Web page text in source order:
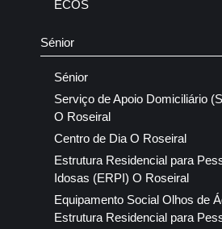
ECOS
Sénior
Sénior
Serviço de Apoio Domiciliário
O Roseiral
Centro de Dia O Roseiral
Estrutura Residencial para
Idosas (ERPI) O Roseiral
Equipamento Social Olhos de
Estrutura Residencial para